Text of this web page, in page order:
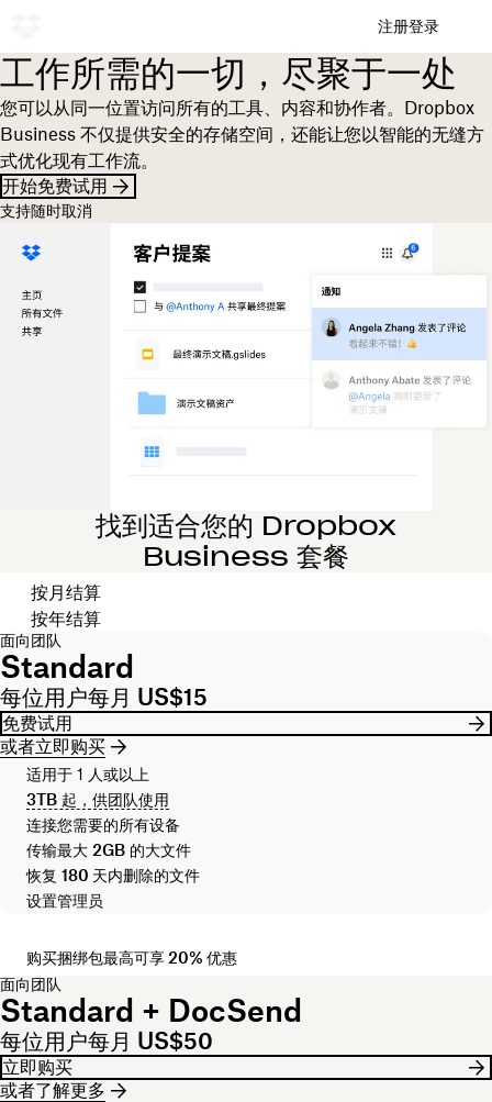
注册登录
工作所需的一切，尽聚于一处
您可以从同一位置访问所有的工具、内容和协作者。Dropbox
Business 不仅提供安全的存储空间，还能让您以智能的无缝方
式优化现有工作流。
开始免费试用
支持随时取消
找到适合您的 Dropbox
Business 套餐
选择结算周期
按月结算
按年结算
面向团队
Standard
每位用户每月 US$15
免费试用
或者立即购买
适用于 1 人或以上
3TB 起，供团队使用
连接您需要的所有设备
传输最大 2GB 的大文件
恢复 180 天内删除的文件
设置管理员
购买捆绑包最高可享 20% 优惠
面向团队
Standard + DocSend
每位用户每月 US$50
立即购买
或者了解更多